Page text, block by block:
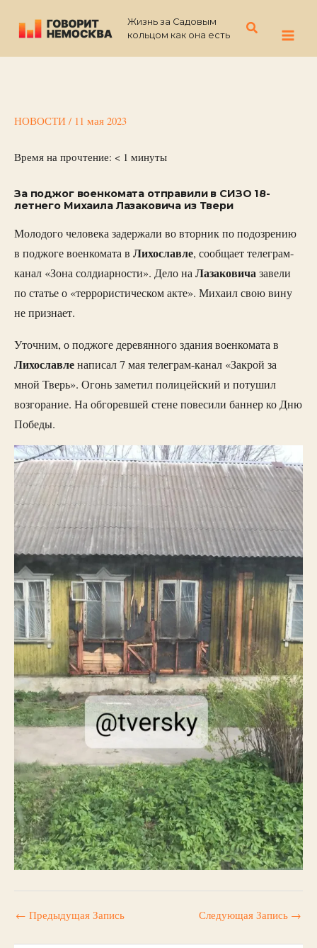
содержимому
Жизнь за Садовым
кольцом как она есть
Поиск
НОВОСТИ / 11 мая 2023
Время на прочтение: < 1 минуты
За поджог военкомата отправили в СИЗО 18-
летнего Михаила Лазаковича из Твери
Молодого человека задержали во вторник по подозрению
в поджоге военкомата в Лихославле, сообщает телеграм-
канал «Зона солдиарности». Дело наЛазаковичазавели
по статье о «террористическом акте». Михаил свою вину
не признает.
Уточним, о поджоге деревянного здания военкомата в
Лихославленаписал 7 мая телеграм-канал «Закрой за
мной Тверь». Огонь заметил полицейский и потушил
возгорание. На обгоревшей стене повесили баннер ко Дню
Победы.
← Предыдущая Запись Следующая Запись →